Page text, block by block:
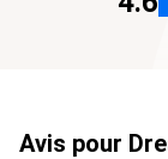
Avis pour